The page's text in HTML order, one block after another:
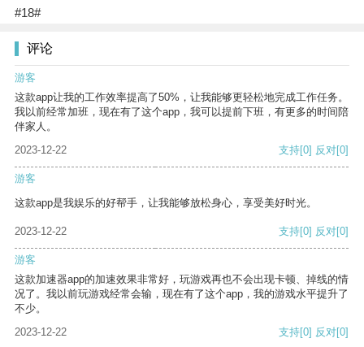
#18#
评论
游客
这款app让我的工作效率提高了50%，让我能够更轻松地完成工作任务。
我以前经常加班，现在有了这个app，我可以提前下班，有更多的时间陪
伴家人。
2023-12-22
支持[0] 反对[0]
游客
这款app是我娱乐的好帮手，让我能够放松身心，享受美好时光。
2023-12-22 支持[0] 反对[0]
游客
这款加速器app的加速效果非常好，玩游戏再也不会出现卡顿、掉线的情
况了。我以前玩游戏经常会输，现在有了这个app，我的游戏水平提升了
不少。
2023-12-22
支持[0] 反对[0]